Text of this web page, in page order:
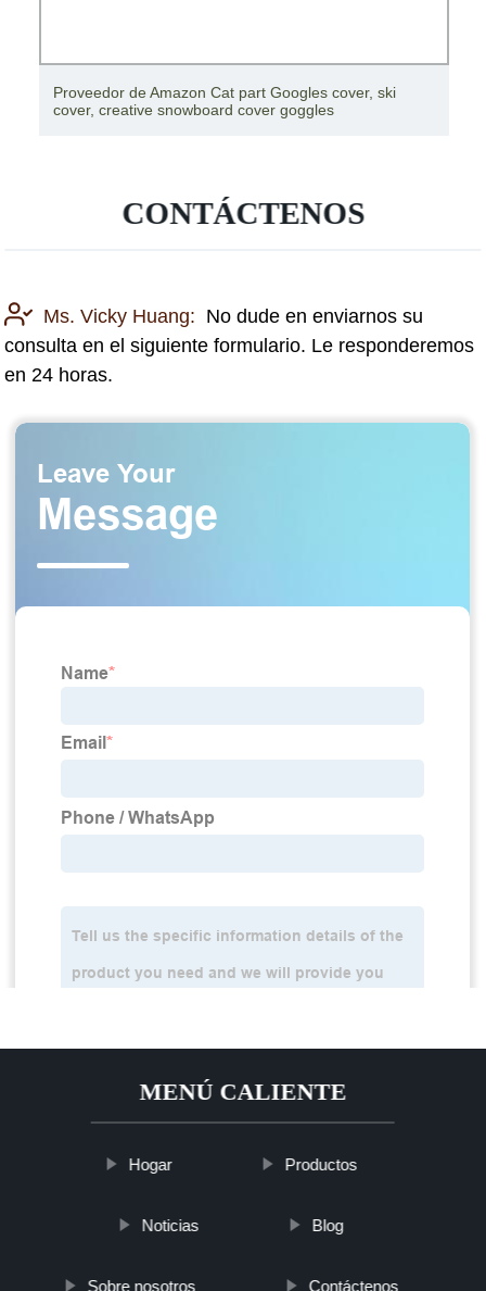
Lona de PVC para cubierta de sombra, cubierta de
camión, cubierta de lona enrollable
CONTÁCTENOS
Ms. Vicky Huang: No dude en enviarnos su
consulta en el siguiente formulario. Le responderemos
en 24 horas.
MENÚ CALIENTE
Hogar Productos
Noticias Blog
Sobre nosotros Contáctenos